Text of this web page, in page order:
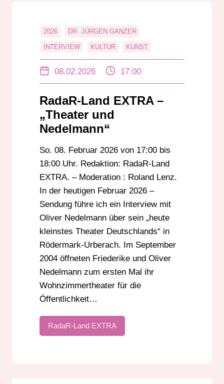
2026 DR. JÜRGEN GANZER
INTERVIEW KULTUR KUNST
RADAR-LAND EXTRA
08.02.2026 17:00
RadaR-Land EXTRA –
„Theater und
Nedelmann“
So. 08. Februar 2026 von 17:00 bis
18:00 Uhr. Redaktion: RadaR-Land
EXTRA. – Moderation : Roland Lenz.
In der heutigen Februar 2026 –
Sendung führe ich ein Interview mit
Oliver Nedelmann über sein „heute
kleinstes Theater Deutschlands“ in
Rödermark-Urberach. Im September
2004 öffneten Friederike und Oliver
Nedelmann zum ersten Mal ihr
Wohnzimmertheater für die
Öffentlichkeit…
RadaR-Land EXTRA